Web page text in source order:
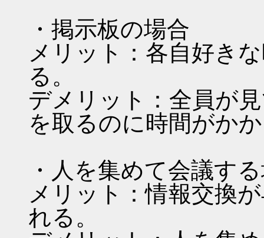
・掲示板の場合
メリット：各自好き
る。
デメリット：全員が
を取るのに時間がか
・人を集めて会議す
メリット：情報交換
れる。